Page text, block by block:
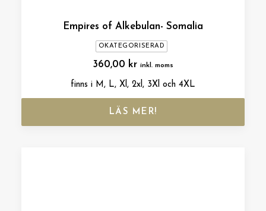
Empires of Alkebulan- Somalia
OKATEGORISERAD
360,00 kr inkl. moms
finns i M, L, Xl, 2xl, 3Xl och 4XL
LÄS MER!